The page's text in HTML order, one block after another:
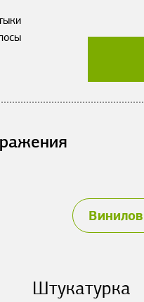
Штукатурка